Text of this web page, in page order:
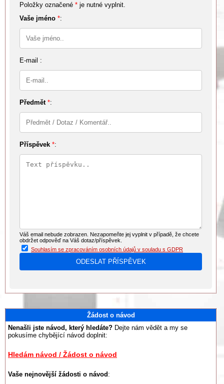
Položky označené * je nutné vyplnit.
Vaše jméno *:
E-mail :
Předmět *:
Příspěvek *:
Váš email nebude zobrazen. Nezapomeňte jej vyplnit v případě, že chcete
obdržet odpověď na Váš dotaz/příspěvek.
Souhlasím se zpracováním osobních údajů v souladu s GDPR
Žádost o návod
Nenašli jste návod, který hledáte? Dejte nám vědět a my se
pokusíme chybějící návod doplnit:
Hledám návod / Žádost o návod
Vaše nejnovější žádosti o návod :